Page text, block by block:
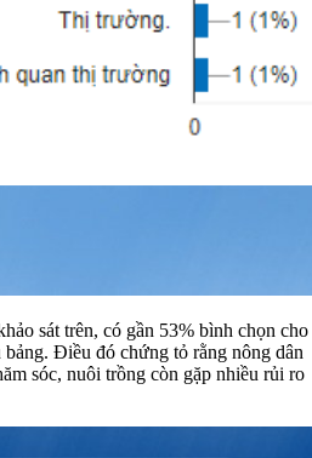
sát trên, có gần 53% bình chọn cho
Điều đó chứng tỏ rằng nông dân
sóc, nuôi trồng còn gặp nhiều rủi ro